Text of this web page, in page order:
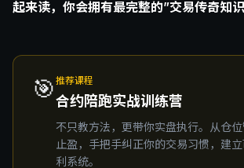
起来读，你会拥有最完整的”交易传奇知
🎯 推荐课程
合约陪跑实战训练营
不只教方法，更带你实盘执行。从仓
止盈，手把手纠正你的交易习惯，建
利系统。